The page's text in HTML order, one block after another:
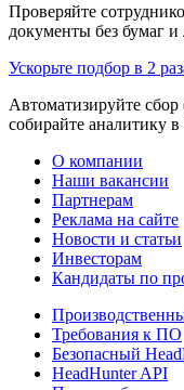
Проверяйте
документы без бумаг
Ускорьте подбор в 2
Автоматизируйте сбор
собирайте аналитику в
О компании
Наши вакансии
Партнерам
Реклама на сайте
Новости и статьи
Инвесторам
Кандидаты по
Требования к ПО
Безопасный
HeadHunter API